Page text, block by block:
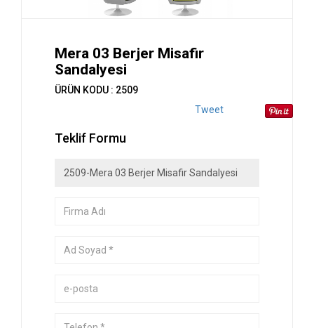
Mera 03 Berjer Misafir
Sandalyesi
ÜRÜN KODU : 2509
Tweet
Teklif Formu